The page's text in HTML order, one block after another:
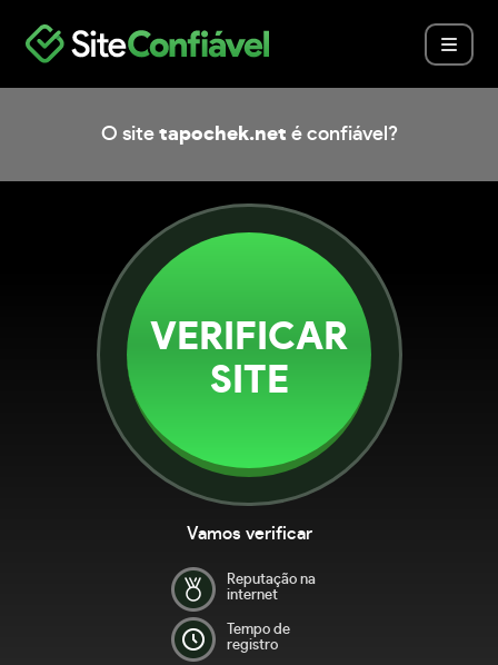
O site tapochek.net é confiável?
VERIFICAR
SITE
Vamos verificar
Reputação na
internet
Tempo de
registro